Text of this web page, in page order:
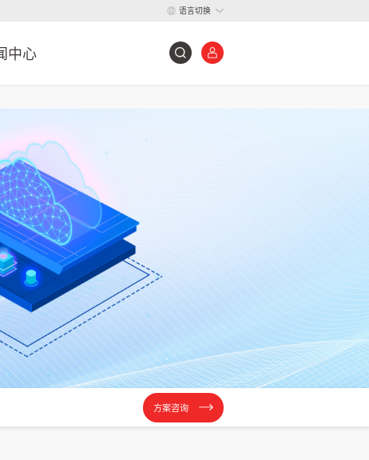
语言切换
中心
方案咨询